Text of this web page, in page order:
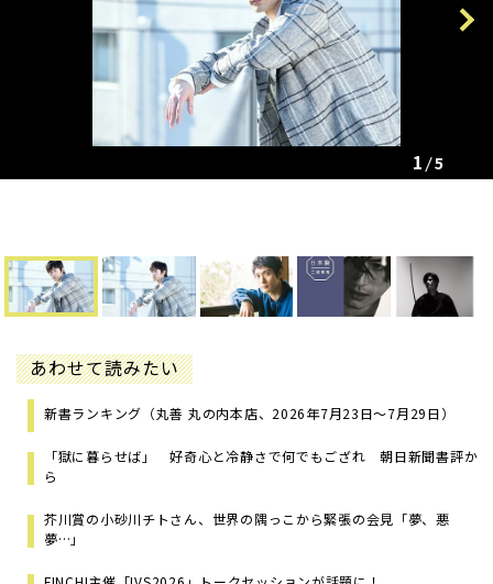
Next
1 5
あわせて読みたい
新書ランキング（丸善 丸の内本店、2026年7月23日～7月29日）
「獄に暮らせば」 好奇心と冷静さで何でもござれ 朝日新聞書評か
ら
芥川賞の小砂川チトさん、世界の隅っこから緊張の会見「夢、悪
夢…」